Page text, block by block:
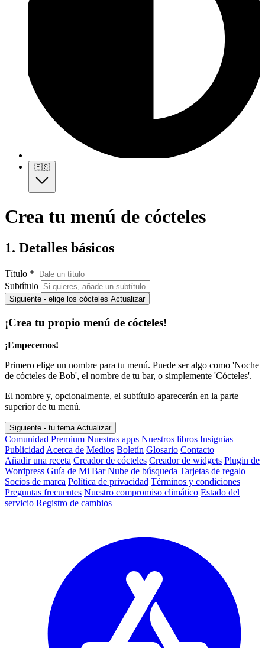
🇪🇸
Crea tu menú de cócteles
1. Detalles básicos
Título *
Subtítulo
Siguiente - elige los cócteles Actualizar
¡Crea tu propio menú de cócteles!
¡Empecemos!
Primero elige un nombre para tu menú. Puede ser algo como 'Noche
de cócteles de Bob', el nombre de tu bar, o simplemente 'Cócteles'.
El nombre y, opcionalmente, el subtítulo aparecerán en la parte
superior de tu menú.
Siguiente - tu tema Actualizar
Comunidad Premium Nuestras apps Nuestros libros Insignias
Publicidad Acerca de Medios Boletín Glosario Contacto
Añadir una receta Creador de cócteles Creador de widgets Plugin de
Wordpress Guía de Mi Bar Nube de búsqueda Tarjetas de regalo
Socios de marca Política de privacidad Términos y condiciones
Preguntas frecuentes Nuestro compromiso climático Estado del
servicio Registro de cambios